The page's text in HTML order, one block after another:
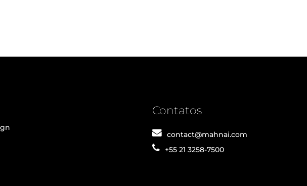
Contatos
contact@mahnai.com
+55 21 3258-7500